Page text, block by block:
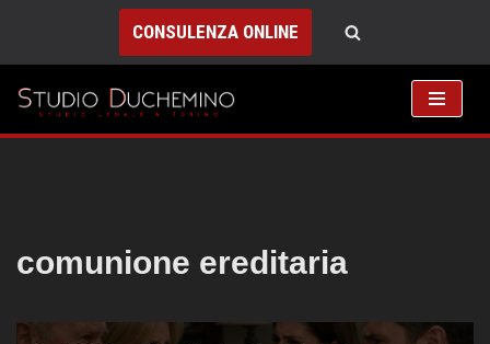
Vai
al
contenuto
CONSULENZA ONLINE
comunione ereditaria